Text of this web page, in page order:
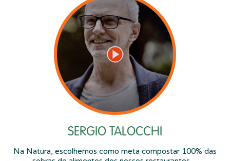
SERGIO TALOCCHI
Na Natura, escolhemos como meta compostar 100% das